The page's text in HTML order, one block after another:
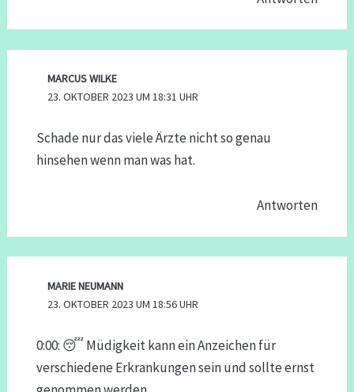
MARCUS WILKE
23. OKTOBER 2023 UM 18:31 UHR
Schade nur das viele Ärzte nicht so genau
hinsehen wenn man was hat.
Antworten
MARIE NEUMANN
23. OKTOBER 2023 UM 18:56 UHR
0:00: 😴 Müdigkeit kann ein Anzeichen für
verschiedene Erkrankungen sein und sollte ernst